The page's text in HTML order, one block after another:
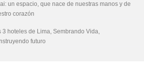
un espacio, que nace de nuestras manos y de
corazón
3 hoteles de Lima, Sembrando Vida,
futuro